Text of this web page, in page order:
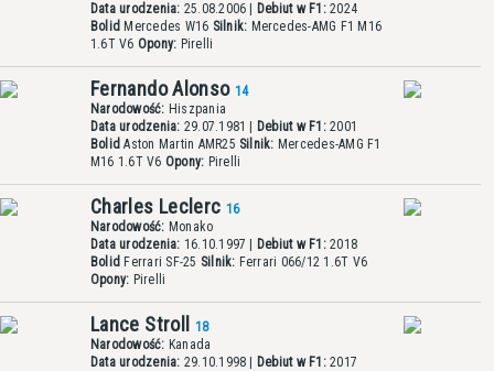
Data urodzenia: 25.08.2006 | Debiut w F1:2024
Bolid Mercedes W16 Silnik: Mercedes-AMG F1 M16
1.6T V6 Opony: Pirelli
Fernando Alonso 14
Narodowość: Hiszpania
Data urodzenia: 29.07.1981 | Debiut w F1:2001
Bolid Aston Martin AMR25 Silnik: Mercedes-AMG F1
M16 1.6T V6 Opony: Pirelli
Charles Leclerc 16
Narodowość: Monako
Data urodzenia: 16.10.1997 | Debiut w F1:2018
Bolid Ferrari SF-25 Silnik: Ferrari 066/12 1.6T V6
Opony: Pirelli
Lance Stroll
18
Narodowość: Kanada
Data urodzenia: 29.10.1998 | Debiut w F1:2017